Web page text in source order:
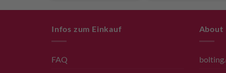
Infos zum Einkauf
FAQ
About